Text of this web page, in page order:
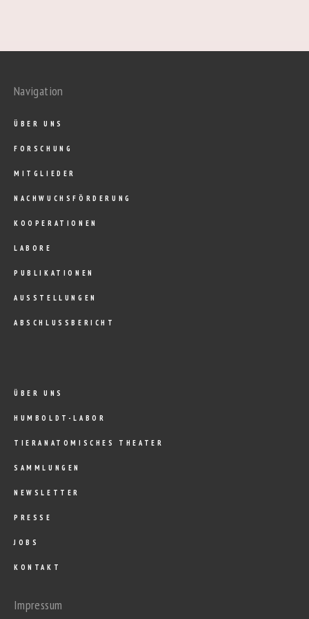
Navigation
ÜBER UNS
FORSCHUNG
MITGLIEDER
NACHWUCHSFÖRDERUNG
KOOPERATIONEN
LABORE
PUBLIKATIONEN
AUSSTELLUNGEN
ABSCHLUSSBERICHT
ÜBER UNS
HUMBOLDT-LABOR
TIERANATOMISCHES THEATER
SAMMLUNGEN
NEWSLETTER
PRESSE
JOBS
KONTAKT
Impressum